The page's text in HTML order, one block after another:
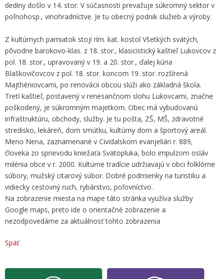
dediny došlo v 14. stor. V súčasnosti prevažuje súkromný sektor v
poľnohosp., vinohradníctve. Je tu obecný podnik služieb a výroby.
Z kultúrnych pamiatok stojí rím. kat. kostol Všetkých svätých,
pôvodne barokovo-klas. z 18. stor., klasicistický kaštieľ Lukovcov z
pol. 18. stor., upravovaný v 19. a 20. stor., ďalej kúria
Blaškovičovcov z pol. 18. stor. koncom 19. stor. rozšírená
Majthéniovcami, po renovácii obcou slúži ako základná škola.
Tretí kaštieľ, postavený v renesančnom slohu Lukovcami, značne
poškodený, je súkromným majetkom. Obec má vybudovanú
infraštruktúru, obchody, služby. Je tu pošta, ZŠ, MŠ, zdravotné
stredisko, lekáreň, dom smútku, kultúrny dom a športový areál.
Meno Nena, zaznamenané v Cividalskom evanjeliári r. 889,
človeka zo sprievodu kniežaťa Svätopluka, bolo impulzom osláv
milénia obce v r. 2000. Kultúrne tradície udržiavajú v obci folklórne
súbory, mužský citarový súbor. Dobré podmienky na turistiku a
vidiecky cestovný ruch, rybárstvo, poľovníctvo.
Na zobrazenie miesta na mape táto stránka využíva služby
Google maps, preto ide o orientačné zobrazenie a
nezodpovedáme za aktuálnosť tohto zobrazenia
Späť